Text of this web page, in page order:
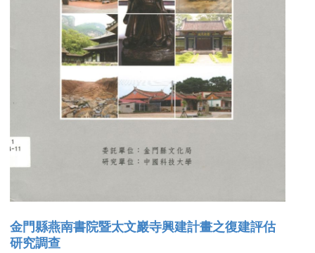
金門縣燕南書院暨太文巖寺興建計畫之復建評估
研究調查